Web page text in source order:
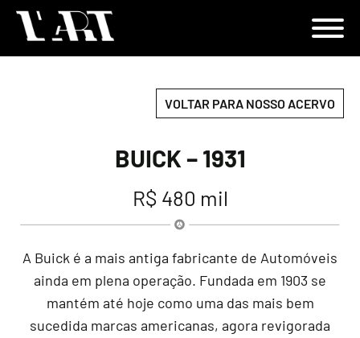
VOLTAR PARA NOSSO ACERVO
BUICK – 1931
R$ 480 mil
A Buick é a mais antiga fabricante de Automóveis
ainda em plena operação. Fundada em 1903 se
mantém até hoje como uma das mais bem
sucedida marcas americanas, agora revigorada